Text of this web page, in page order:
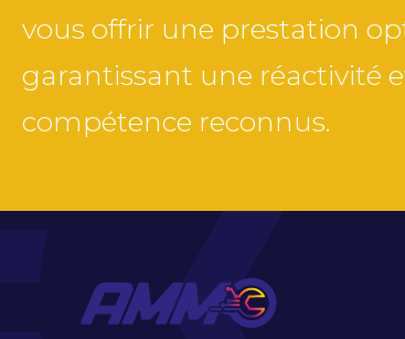
vous offrir une prestation
garantissant une réactivité
compétence reconnus.